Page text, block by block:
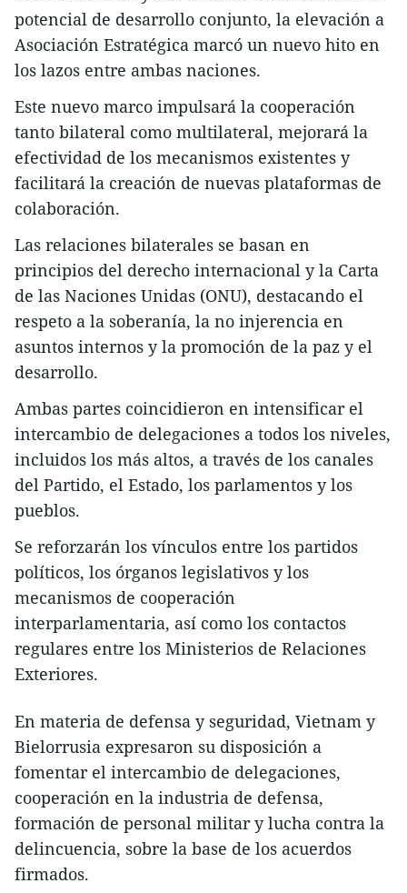
potencial de desarrollo conjunto, la elevación a
Asociación Estratégica marcó un nuevo hito en
los lazos entre ambas naciones.
Este nuevo marco impulsará la cooperación
tanto bilateral como multilateral, mejorará la
efectividad de los mecanismos existentes y
facilitará la creación de nuevas plataformas de
colaboración.
Las relaciones bilaterales se basan en
principios del derecho internacional y la Carta
de las Naciones Unidas (ONU), destacando el
respeto a la soberanía, la no injerencia en
asuntos internos y la promoción de la paz y el
desarrollo.
Ambas partes coincidieron en intensificar el
intercambio de delegaciones a todos los niveles,
incluidos los más altos, a través de los canales
del Partido, el Estado, los parlamentos y los
pueblos.
Se reforzarán los vínculos entre los partidos
políticos, los órganos legislativos y los
mecanismos de cooperación
interparlamentaria, así como los contactos
regulares entre los Ministerios de Relaciones
Exteriores.
En materia de defensa y seguridad, Vietnam y
Bielorrusia expresaron su disposición a
fomentar el intercambio de delegaciones,
cooperación en la industria de defensa,
formación de personal militar y lucha contra la
delincuencia, sobre la base de los acuerdos
firmados.